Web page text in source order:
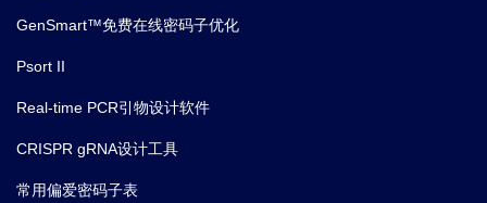
GenSmart™免费在线密码子优化
Psort II
Real-time PCR引物设计软件
CRISPR gRNA设计工具
常用偏爱密码子表